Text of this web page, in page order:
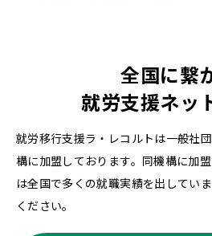
全国に繋
就労支援ネッ
就労移行支援ラ・レコルトは一般社
構に加盟しております。同機構に加
は全国で多くの就職実績を出してい
ください。